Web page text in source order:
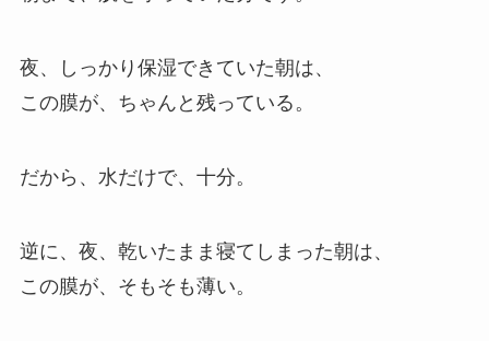
夜、しっかり保湿できていた朝は、
この膜が、ちゃんと残っている。
だから、水だけで、十分。
逆に、夜、乾いたまま寝てしまった朝は、
この膜が、そもそも薄い。